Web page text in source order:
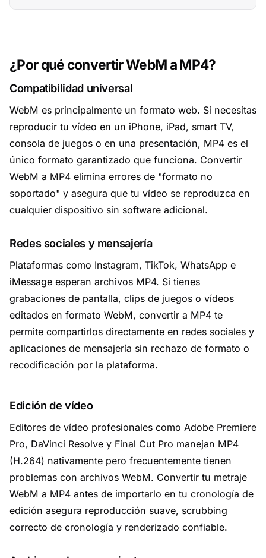
¿Por qué convertir WebM a MP4?
Compatibilidad universal
WebM es principalmente un formato web. Si necesitas
reproducir tu vídeo en un iPhone, iPad, smart TV,
consola de juegos o en una presentación, MP4 es el
único formato garantizado que funciona. Convertir
WebM a MP4 elimina errores de "formato no
soportado" y asegura que tu vídeo se reproduzca en
cualquier dispositivo sin software adicional.
Redes sociales y mensajería
Plataformas como Instagram, TikTok, WhatsApp e
iMessage esperan archivos MP4. Si tienes
grabaciones de pantalla, clips de juegos o vídeos
editados en formato WebM, convertir a MP4 te
permite compartirlos directamente en redes sociales y
aplicaciones de mensajería sin rechazo de formato o
recodificación por la plataforma.
Edición de vídeo
Editores de vídeo profesionales como Adobe Premiere
Pro, DaVinci Resolve y Final Cut Pro manejan MP4
(H.264) nativamente pero frecuentemente tienen
problemas con archivos WebM. Convertir tu metraje
WebM a MP4 antes de importarlo en tu cronología de
edición asegura reproducción suave, scrubbing
correcto de cronología y renderizado confiable.